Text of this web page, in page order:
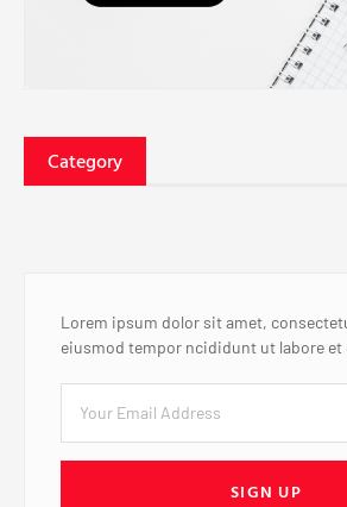
Category
Lorem ipsum dolor sit amet,
eiusmod tempor ncididunt ut labore et
SIGN UP